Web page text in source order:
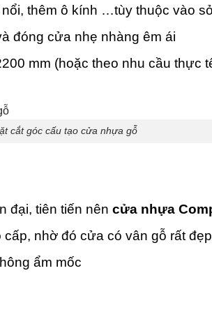
thêm ô kính …tùy thuộc vào
đóng cửa nhẹ nhàng êm ái
mm (hoặc theo nhu cầu thực
cắt góc cấu tạo cửa nhựa gỗ
đại, tiên tiến nên cửa nhựa
nhờ đó cửa có vân gỗ rất
ẩm mốc